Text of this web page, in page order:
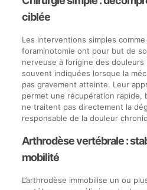
ciblée
Les interventions simples
foraminotomie ont pour but de
nerveuse à l’origine des
souvent indiquées lorsque la
pas gravement atteinte. Leur
permet une récupération rapide,
ne traitent pas directement la
responsable de la douleur
Arthrodèse vertébrale :
mobilité
L’arthrodèse immobilise un ou